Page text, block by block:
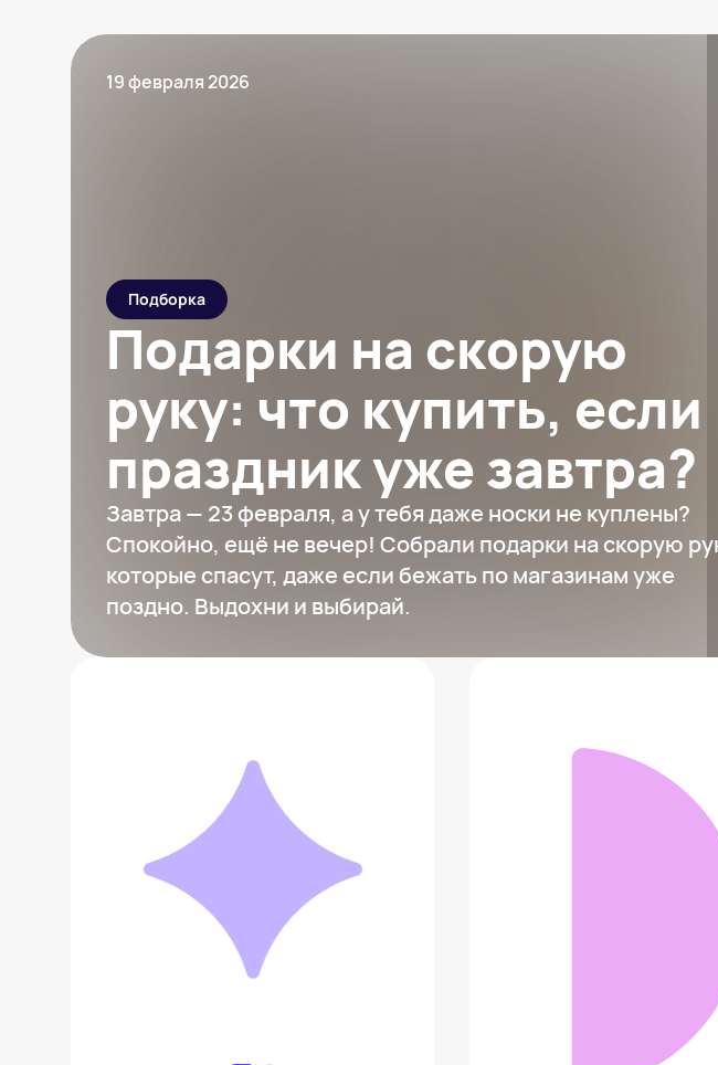
19 февраля 2026
Подборка
Подарки на скорую
руку: что купить, если
праздник уже завтра?
Завтра — 23 февраля, а у тебя даже носки не куплены?
Спокойно, ещё не вечер! Собрали подарки на скорую
которые спасут, даже если бежать по магазинам уже
поздно. Выдохни и выбирай.
Шарф The North Face RedBox Down
Добавить в вишлист